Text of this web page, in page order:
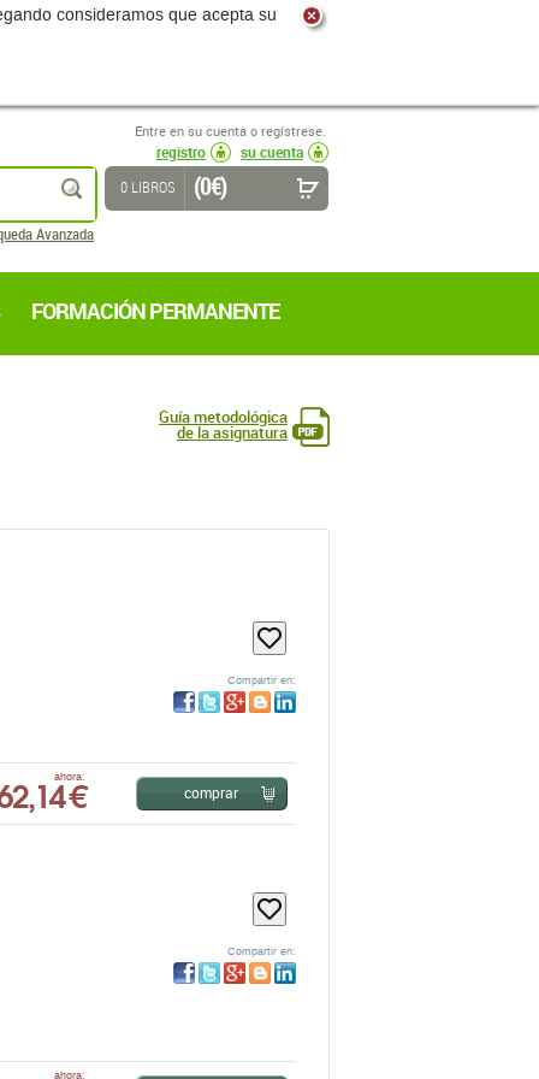
consideramos que acepta su
Entre en su cuenta o regístrese.
registro
su cuenta
buscar
Avanzada
0 LIBROS (0 €)
FORMACIÓN PERMANENTE
Guía metodológica
de la asignatura
Compartir en:
ahora:
€ comprar
Compartir en:
ahora: